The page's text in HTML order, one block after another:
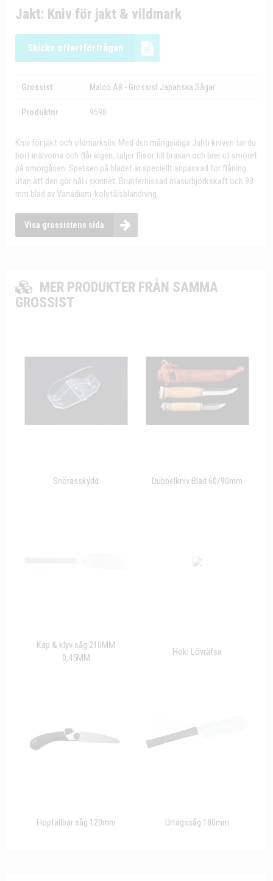
Jakt: Kniv för jakt & vildmark
Skicka offertförfrågan
Grossist Malco AB - Grossist Japanska Sågar
Produktnr 9698
Kniv för jakt och vildmarksliv. Med den mångsidiga Jahti kniven tar du
bort inälvorna och flår älgen, täljer flisor till brasan och brer ut smöret
på smörgåsen. Spetsen på bladet är speciellt anpassad för flåning
utan att den gör hål i skinnet. Brunfernissad masurbjörkskaft och 98
mm blad av Vanadium-kolstålsblandning.
Visa grossistens sida
MER PRODUKTER FRÅN SAMMA
GROSSIST
Snörasskydd Dubbelkniv Blad 60/90mm
Kap & klyv såg 210MM
0,45MM
Hoki Lövräfsa
Hopfällbar såg 120mm Urtagssåg 180mm